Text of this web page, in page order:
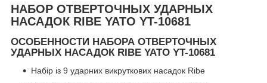
НАБОР ОТВЕРТОЧНЫХ УДАРНЫХ
НАСАДОК RIBE YATO YT-10681
ОСОБЕННОСТИ НАБОРА ОТВЕРТОЧНЫХ
УДАРНЫХ НАСАДОК RIBE YATO YT-10681
Набір із 9 ударних викруткових насадок Ribe